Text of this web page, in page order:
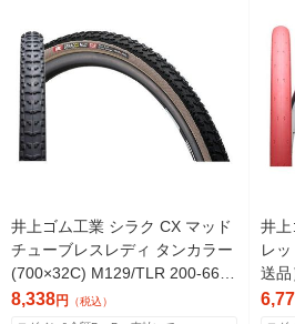
井上ゴム工業 シラク CX マッド
チューブレスレディ タンカラー
(700×32C) M129/TLR 200-666
27 1本（直送品）
8,338円 （税込）
井上
レ
送品